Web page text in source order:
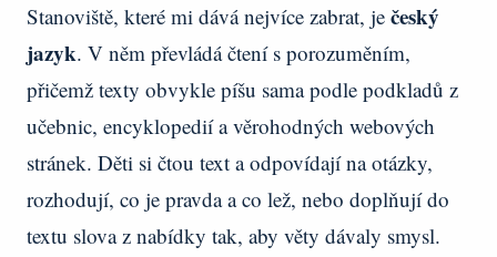
Stanoviště, které mi dává nejvíce zabrat, je český
jazyk. V něm převládá čtení s porozuměním,
přičemž texty obvykle píšu sama podle podkladů z
učebnic, encyklopedií a věrohodných webových
stránek. Děti si čtou text a odpovídají na otázky,
rozhodují, co je pravda a co lež, nebo doplňují do
textu slova z nabídky tak, aby věty dávaly smysl.